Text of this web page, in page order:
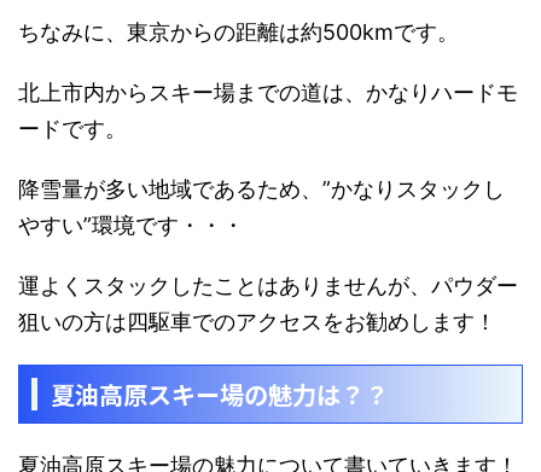
ちなみに、東京からの距離は約500kmです。
北上市内からスキー場までの道は、かなりハードモ
ードです。
降雪量が多い地域であるため、 ”かなりスタックし
やすい”環境です・・・
運よくスタックしたことはありませんが、パウダー
狙いの方は四駆車でのアクセスをお勧めします ！
夏油高原スキー場の魅力は？？
夏油高原スキー場の魅力について書いていきます！